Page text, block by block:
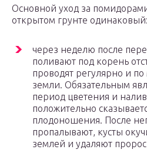
Основной уход за
открытом грунте одинаковый:
через неделю после
поливают под корень
проводят регулярно и
земли. Обязательным
период цветения и
положительно
плодоношения. После
пропалывают, кусты
землей и удаляют